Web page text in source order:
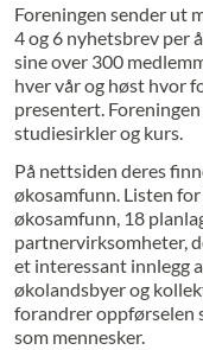
Foreningen sender ut
4 og 6 nyhetsbrev per
sine over 300
hver vår og høst hvor
presentert.
studiesirkler og kurs.
På nettsiden deres
økosamfunn. Listen
økosamfunn, 18
partnervirksomheter,
et interessant innlegg
økolandsbyer og
forandrer oppførselen
som mennesker.